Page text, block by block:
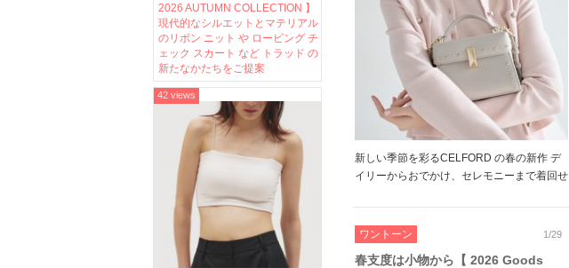
2026 AUTUMN COLLECTION 】
現代的なシルエットとマテリアル
のリボン ニット や ロービング チ
ェック スカート など トラッド の
新たなかたちをご提案
42 views
新しい季節を彩るCELFORD の春の新作 デ
イリーからおでかけ、セレモニーまで着回せ
テムがラインナップしています 着るだけで
気分まで軽くなるワードローブを、藤井サチ
さん着用画像で […]
ワントーン 1/29
春支度は小物から【 2026 Goods